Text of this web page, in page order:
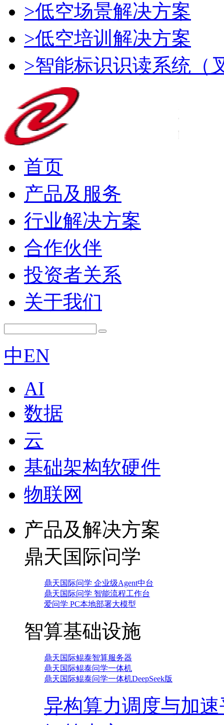
>低空场景解决方案
>低空培训解决方案
>智能标识识读系统（
首页
产品及服务
行业解决方案
合作伙伴
投资者关系
关于我们
中EN
AI
数据
云
基础架构软硬件
物联网
产品及解决方案
鼎天国际问学
鼎天国际问学 企业级Agent中台
鼎天国际问学 智能流程工作台
爱问学 PC本地部署大模型
智算基础设施
鼎天国际鲲泰智算服务器
鼎天国际鲲泰问学一体机
鼎天国际鲲泰问学一体机DeepSeek版
异构算力调度与加